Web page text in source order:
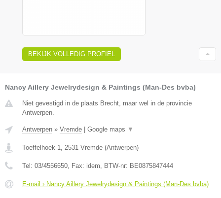
BEKIJK VOLLEDIG PROFIEL
Nancy Aillery Jewelrydesign & Paintings (Man-Des bvba)
Niet gevestigd in de plaats Brecht, maar wel in de provincie
Antwerpen.
Antwerpen » Vremde Google maps ▼
Toeffelhoek 1, 2531 Vremde (Antwerpen)
Tel: 03/4556650, Fax: idem, BTW-nr: BE0875847444
E-mail › Nancy Aillery Jewelrydesign & Paintings (Man-Des bvba)